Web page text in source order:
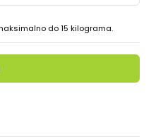
do 15 kilograma.